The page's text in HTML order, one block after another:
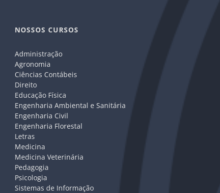
NOSSOS CURSOS
Administração
Agronomia
Ciências Contábeis
Direito
Educação Física
Engenharia Ambiental e Sanitária
Engenharia Civil
Engenharia Florestal
Letras
Medicina
Medicina Veterinária
Pedagogia
Psicologia
Sistemas de Informação